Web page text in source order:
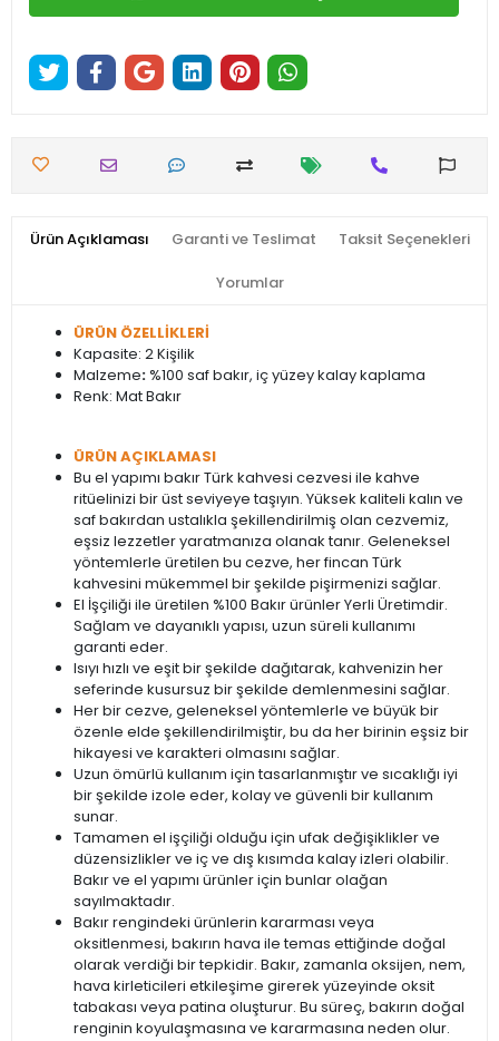
Ürün Açıklaması Garanti ve Teslimat Taksit Seçenekleri
Yorumlar
ÜRÜN ÖZELLİKLERİ
Kapasite: 2 Kişilik
Malzeme: %100 saf bakır, iç yüzey kalay kaplama
Renk: Mat Bakır
ÜRÜN AÇIKLAMASI
Bu el yapımı bakır Türk kahvesi cezvesi ile kahve
ritüelinizi bir üst seviyeye taşıyın. Yüksek kaliteli kalın ve
saf bakırdan ustalıkla şekillendirilmiş olan cezvemiz,
eşsiz lezzetler yaratmanıza olanak tanır. Geleneksel
yöntemlerle üretilen bu cezve, her fincan Türk
kahvesini mükemmel bir şekilde pişirmenizi sağlar.
El İşçiliği ile üretilen %100 Bakır ürünler Yerli Üretimdir.
Sağlam ve dayanıklı yapısı, uzun süreli kullanımı
garanti eder.
Isıyı hızlı ve eşit bir şekilde dağıtarak, kahvenizin her
seferinde kusursuz bir şekilde demlenmesini sağlar.
Her bir cezve, geleneksel yöntemlerle ve büyük bir
özenle elde şekillendirilmiştir, bu da her birinin eşsiz bir
hikayesi ve karakteri olmasını sağlar.
Uzun ömürlü kullanım için tasarlanmıştır ve sıcaklığı iyi
bir şekilde izole eder, kolay ve güvenli bir kullanım
sunar.
Tamamen el işçiliği olduğu için ufak değişiklikler ve
düzensizlikler ve iç ve dış kısımda kalay izleri olabilir.
Bakır ve el yapımı ürünler için bunlar olağan
sayılmaktadır.
Bakır rengindeki ürünlerin kararması veya
oksitlenmesi, bakırın hava ile temas ettiğinde doğal
olarak verdiği bir tepkidir. Bakır, zamanla oksijen, nem,
hava kirleticileri etkileşime girerek yüzeyinde oksit
tabakası veya patina oluşturur. Bu süreç, bakırın doğal
renginin koyulaşmasına ve kararmasına neden olur.